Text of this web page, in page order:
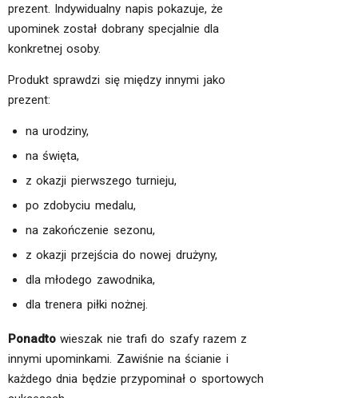
prezent. Indywidualny napis pokazuje, że
upominek został dobrany specjalnie dla
konkretnej osoby.
Produkt sprawdzi się między innymi jako
prezent:
na urodziny,
na święta,
z okazji pierwszego turnieju,
po zdobyciu medalu,
na zakończenie sezonu,
z okazji przejścia do nowej drużyny,
dla młodego zawodnika,
dla trenera piłki nożnej.
Ponadto wieszak nie trafi do szafy razem z
innymi upominkami. Zawiśnie na ścianie i
każdego dnia będzie przypominał o sportowych